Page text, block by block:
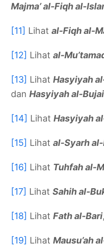
Majma’ al-Fiqh al-
[11] Lihatal-Fiqh al-
[12] Lihatal-
[13] LihatHasyiyah
danHasyiyah al-
[14] LihatHasyiyah
[15] Lihatal-Syarh
[16] Lihat Tuhfah al-
[17] LihatSahih al-
[18] LihatFath al-Bari
[19] LihatMausu’ah